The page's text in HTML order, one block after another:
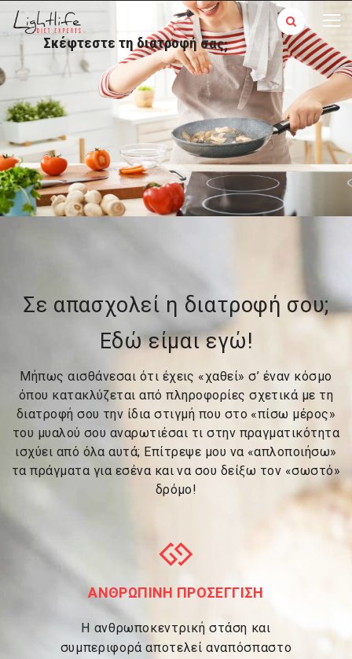
Σκέφτεστε τη διατροφήσας;
Σκεφτείτε Light Life!!!
Χάστε Βάρος!
Παραμείνετε Υγιείς!
Δείξτε Υπέροχοι!
Δείτε τις Προσφορές μας!
Σε απασχολεί η διατροφή σου;
Εδώ είμαι εγώ!
Μήπως αισθάνεσαι ότι έχεις «χαθεί» σ’ έναν κόσμο
όπου κατακλύζεται από πληροφορίες σχετικά με τη
διατροφή σου την ίδια στιγμή που στο «πίσω μέρος»
του μυαλού σου αναρωτιέσαι τι στην πραγματικότητα
ισχύει από όλα αυτά; Επίτρεψε μου να «απλοποιήσω»
τα πράγματα για εσένα και να σου δείξω τον «σωστό»
δρόμο!
ΑΝΘΡΩΠΙΝΗ ΠΡΟΣΕΓΓΙΣΗ
Η ανθρωποκεντρική στάση και
συμπεριφορά αποτελεί αναπόσπαστο